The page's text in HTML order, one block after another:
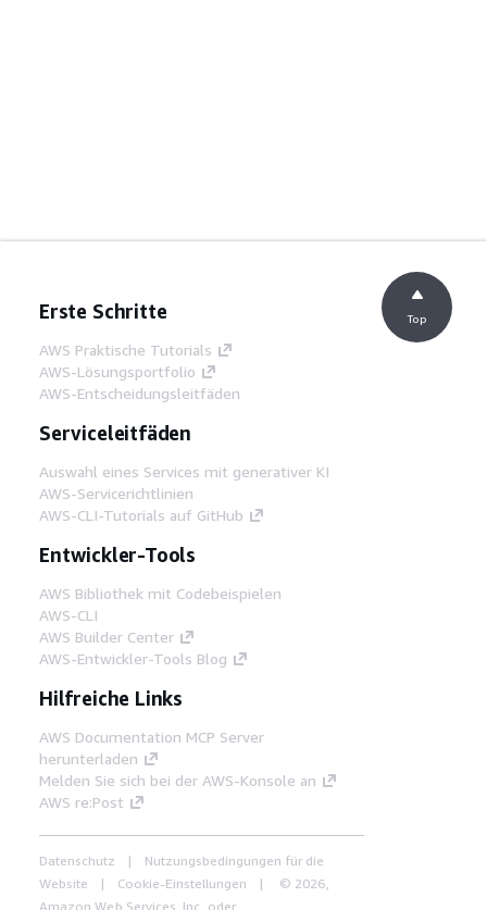
Erste Schritte
AWS Praktische Tutorials
AWS-Lösungsportfolio
AWS-Entscheidungsleitfäden
Serviceleitfäden
Auswahl eines Services mit generativer KI
AWS-Servicerichtlinien
AWS-CLI-Tutorials auf GitHub
Entwickler-Tools
AWS Bibliothek mit Codebeispielen
AWS-CLI
AWS Builder Center
AWS-Entwickler-Tools Blog
Hilfreiche Links
AWS Documentation MCP Server
herunterladen
Melden Sie sich bei der AWS-Konsole an
AWS re:Post
Datenschutz
Nutzungsbedingungen für die
Website
Cookie-Einstellungen
© 2026,
Amazon Web Services, Inc. oder
Top